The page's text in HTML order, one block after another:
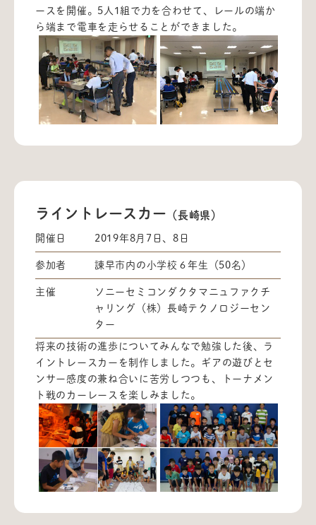
ースを開催。5人1組で力を合わせて、レールの端か
ら端まで電車を走らせることができました。
ライントレースカー （長崎県）
開催日 2019年8月7日、8日
参加者 諫早市内の小学校６年生（50名）
主催
ソニーセミコンダクタマニュファクチ
ャリング（株）長崎テクノロジーセン
ター
将来の技術の進歩についてみんなで勉強した後、ラ
イントレースカーを制作しました。ギアの遊びとセ
ンサー感度の兼ね合いに苦労しつつも、トーナメン
ト戦のカーレースを楽しみました。